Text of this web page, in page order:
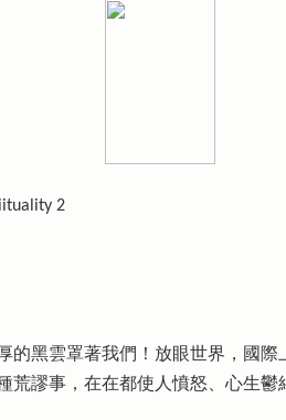
2
的黑雲罩著我們！放眼世界，國
謬事，在在都使人憤怒、心生